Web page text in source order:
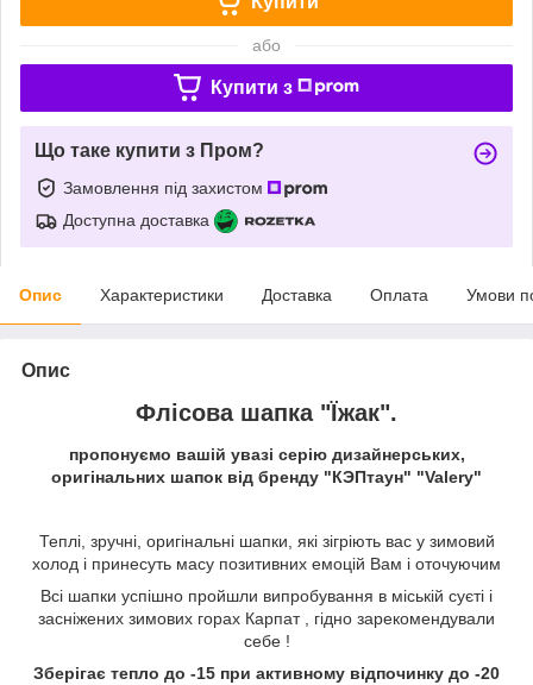
або
Купити з
Що таке купити з Пром?
Замовлення під захистом
Доступна доставка
Опис Характеристики Доставка Оплата Умови
Опис
Флісова шапка "Їжак".
пропонуємо вашій увазі серію дизайнерських,
оригінальних шапок від бренду "КЭПтаун" "Valery"
Теплі, зручні, оригінальні шапки, які зігріють вас у зимовий
холод і принесуть масу позитивних емоцій Вам і оточуючим
Всі шапки успішно пройшли випробування в міській суєті і
засніжених зимових горах Карпат , гідно зарекомендували
себе !
Зберігає тепло до -15 при активному відпочинку до -20